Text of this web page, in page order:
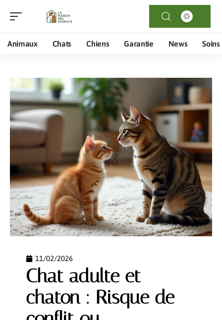
Animaux Chats Chiens Garantie News Soins
11/02/2026
Chat adulte et
chaton : Risque de